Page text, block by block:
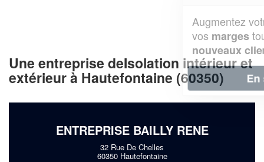
Une entreprise deIsolation intérieur et
extérieur à Hautefontaine (60350)
ENTREPRISE BAILLY RENE
32 Rue De Chelles
60350 Hautefontaine
chiffre d'affaireset
tout en gagnant de
En savoir plus